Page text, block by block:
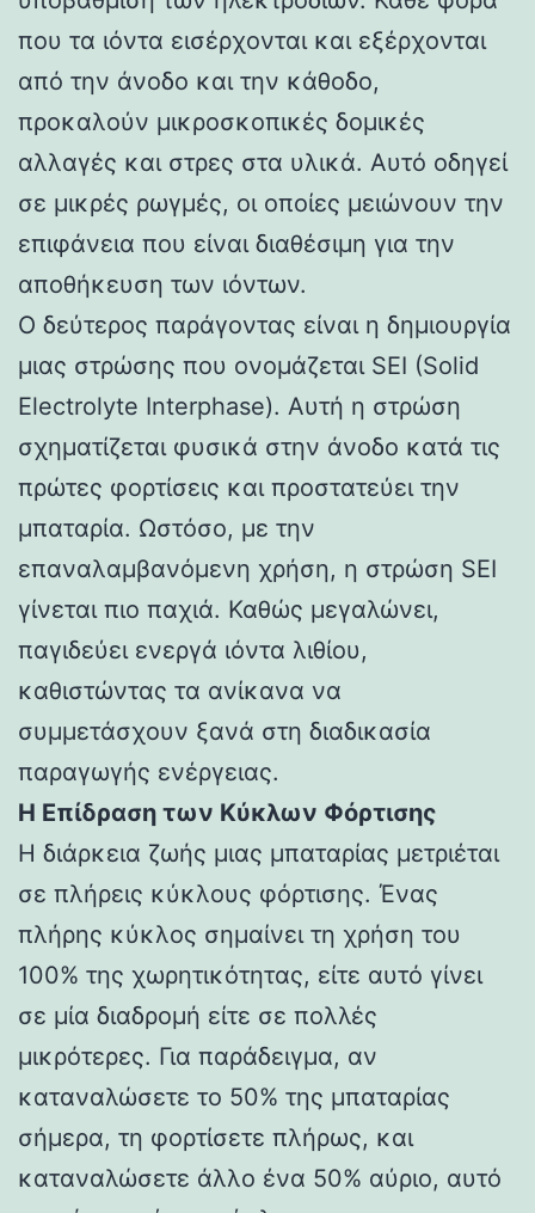
που τα ιόντα εισέρχονται και εξέρχονται
από την άνοδο και την κάθοδο,
προκαλούν μικροσκοπικές δομικές
αλλαγές και στρες στα υλικά. Αυτό οδηγεί
σε μικρές ρωγμές, οι οποίες μειώνουν την
επιφάνεια που είναι διαθέσιμη για την
αποθήκευση των ιόντων.
Ο δεύτερος παράγοντας είναι η δημιουργία
μιας στρώσης που ονομάζεται SEI (Solid
Electrolyte Interphase). Αυτή η στρώση
σχηματίζεται φυσικά στην άνοδο κατά τις
πρώτες φορτίσεις και προστατεύει την
μπαταρία. Ωστόσο, με την
επαναλαμβανόμενη χρήση, η στρώση SEI
γίνεται πιο παχιά. Καθώς μεγαλώνει,
παγιδεύει ενεργά ιόντα λιθίου,
καθιστώντας τα ανίκανα να
συμμετάσχουν ξανά στη διαδικασία
παραγωγής ενέργειας.
Η Επίδραση των Κύκλων Φόρτισης
Η διάρκεια ζωής μιας μπαταρίας μετριέται
σε πλήρεις κύκλους φόρτισης. Ένας
πλήρης κύκλος σημαίνει τη χρήση του
100% της χωρητικότητας, είτε αυτό γίνει
σε μία διαδρομή είτε σε πολλές
μικρότερες. Για παράδειγμα, αν
καταναλώσετε το 50% της μπαταρίας
σήμερα, τη φορτίσετε πλήρως, και
καταναλώσετε άλλο ένα 50% αύριο, αυτό